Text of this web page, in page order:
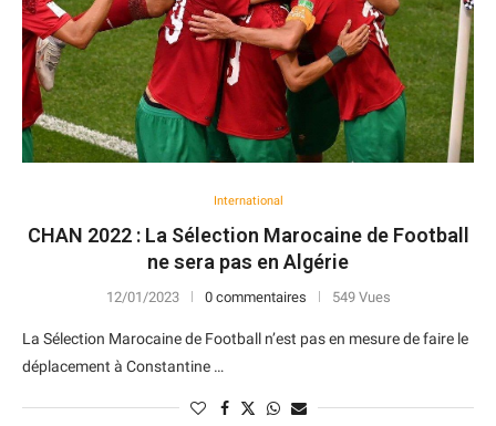
International
CHAN 2022 : La Sélection Marocaine de Football
ne sera pas en Algérie
12/01/2023 0 commentaires 549 Vues
La Sélection Marocaine de Football n’est pas en mesure de faire le
déplacement à Constantine …